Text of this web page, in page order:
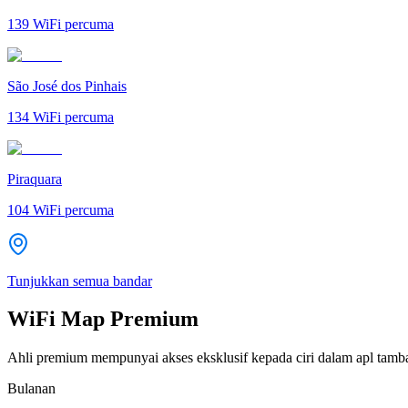
139 WiFi percuma
São José dos Pinhais
134 WiFi percuma
Piraquara
104 WiFi percuma
Tunjukkan semua bandar
WiFi Map Premium
Ahli premium mempunyai akses eksklusif kepada ciri dalam apl
Bulanan